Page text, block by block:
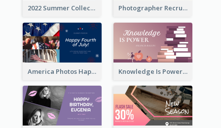
2022 Summer Collection Discount Twitter Post Photographer Recruit Twitter Post
America Photos Happy 4th Of July Twitter Post Knowledge Is Power Quote Twitter Post